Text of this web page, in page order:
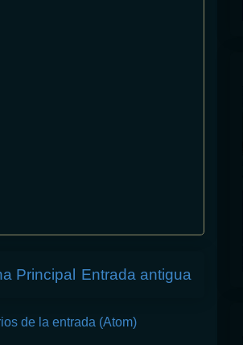
Entrada antigua
Principal
de la entrada (Atom)